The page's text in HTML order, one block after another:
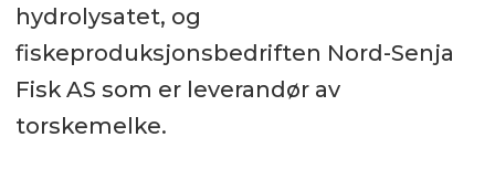
hydrolysatet, og
fiskeproduksjonsbedriften Nord-Senja
Fisk AS som er leverandør av
torskemelke.